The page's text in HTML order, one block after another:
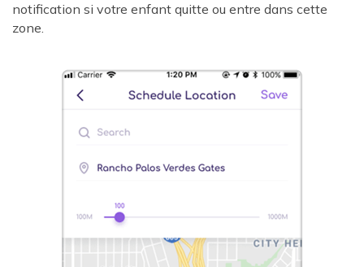
notification si votre enfant quitte ou entre dans cette
zone.